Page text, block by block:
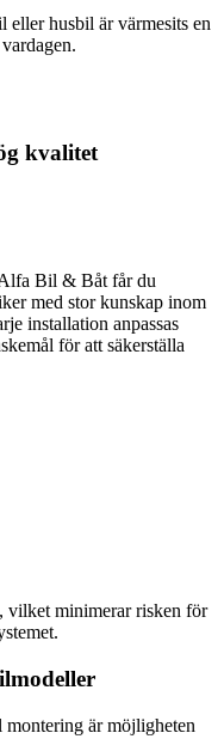
eller husbil är värmesits en
kvalitet
Bil & Båt får du
med stor kunskap inom
installation anpassas
för att säkerställa
vilket minimerar risken för
är möjligheten